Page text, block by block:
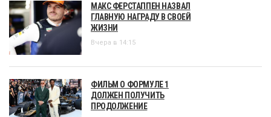
МАКС ФЕРСТАППЕН НАЗВАЛ
ГЛАВНУЮ НАГРАДУ В СВОЕЙ
ЖИЗНИ
Вчера в 14:15
ФИЛЬМ О ФОРМУЛЕ 1
ДОЛЖЕН ПОЛУЧИТЬ
ПРОДОЛЖЕНИЕ